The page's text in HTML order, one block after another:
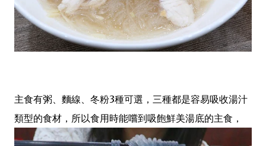
主食有粥、麵線、冬粉3種可選，三種都是容易吸收湯汁
類型的食材，所以食用時能嚐到吸飽鮮美湯底的主食，